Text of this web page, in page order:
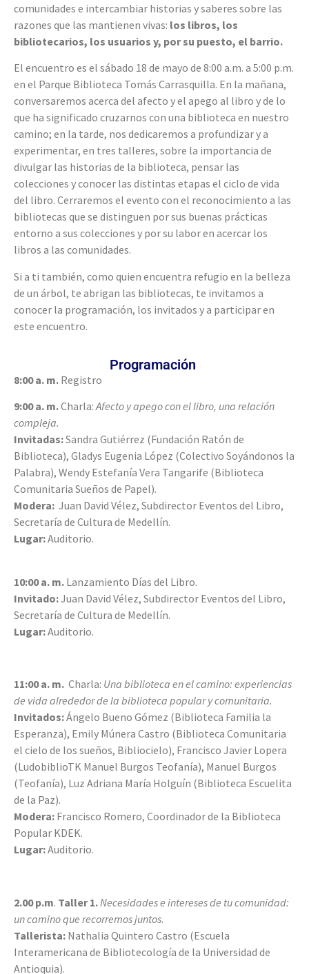
comunidades e intercambiar historias y saberes sobre las
razones que las mantienen vivas: los libros, los
bibliotecarios, los usuarios y, por su puesto, el barrio.
El encuentro es el sábado 18 de mayo de 8:00 a.m. a 5:00 p.m.
en el Parque Biblioteca Tomás Carrasquilla. En la mañana,
conversaremos acerca del afecto y el apego al libro y de lo
que ha significado cruzarnos con una biblioteca en nuestro
camino; en la tarde, nos dedicaremos a profundizar y a
experimentar, en tres talleres, sobre la importancia de
divulgar las historias de la biblioteca, pensar las
colecciones y conocer las distintas etapas el ciclo de vida
del libro. Cerraremos el evento con el reconocimiento a las
bibliotecas que se distinguen por sus buenas prácticas
entorno a sus colecciones y por su labor en acercar los
libros a las comunidades.
Si a ti también, como quien encuentra refugio en la belleza
de un árbol, te abrigan las bibliotecas, te invitamos a
conocer la programación, los invitados y a participar en
este encuentro.
Programación
8:00 a. m. Registro
9:00 a. m.Charla:Afecto y apego con el libro, una relación
compleja.
Invitadas:Sandra Gutiérrez (Fundación Ratón de
Biblioteca), Gladys Eugenia López (Colectivo Soyándonos la
Palabra), Wendy Estefanía Vera Tangarife (Biblioteca
Comunitaria Sueños de Papel).
Modera: Juan David Vélez, Subdirector Eventos del Libro,
Secretaría de Cultura de Medellín.
Lugar:Auditorio.
10:00 a. m. Lanzamiento Días del Libro.
Invitado:Juan David Vélez, Subdirector Eventos del Libro,
Secretaría de Cultura de Medellín.
Lugar:Auditorio.
11:00 a. m. Charla: Una biblioteca en el camino: experiencias
de vida alrededor de la biblioteca popular y comunitaria.
Invitados:Ángelo Bueno Gómez (Biblioteca Familia la
Esperanza), Emily Múnera Castro (Biblioteca Comunitaria
el cielo de los sueños, Bibliocielo), Francisco Javier Lopera
(LudobiblioTK Manuel Burgos Teofanía), Manuel Burgos
(Teofanía), Luz Adriana María Holguín (Biblioteca Escuelita
de la Paz).
Modera: Francisco Romero, Coordinador de la Biblioteca
Popular KDEK.
Lugar:Auditorio.
2.00 p.m. Taller 1.Necesidades e intereses de tu comunidad:
un camino que recorremos juntos.
Tallerista: Nathalia Quintero Castro (Escuela
Interamericana de Bibliotecología de la Universidad de
Antioquia).